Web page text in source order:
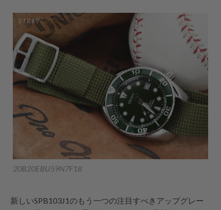
20B20EBU59N7F18
新しいSPB103J1のもう一つの注目すべきアップグレー